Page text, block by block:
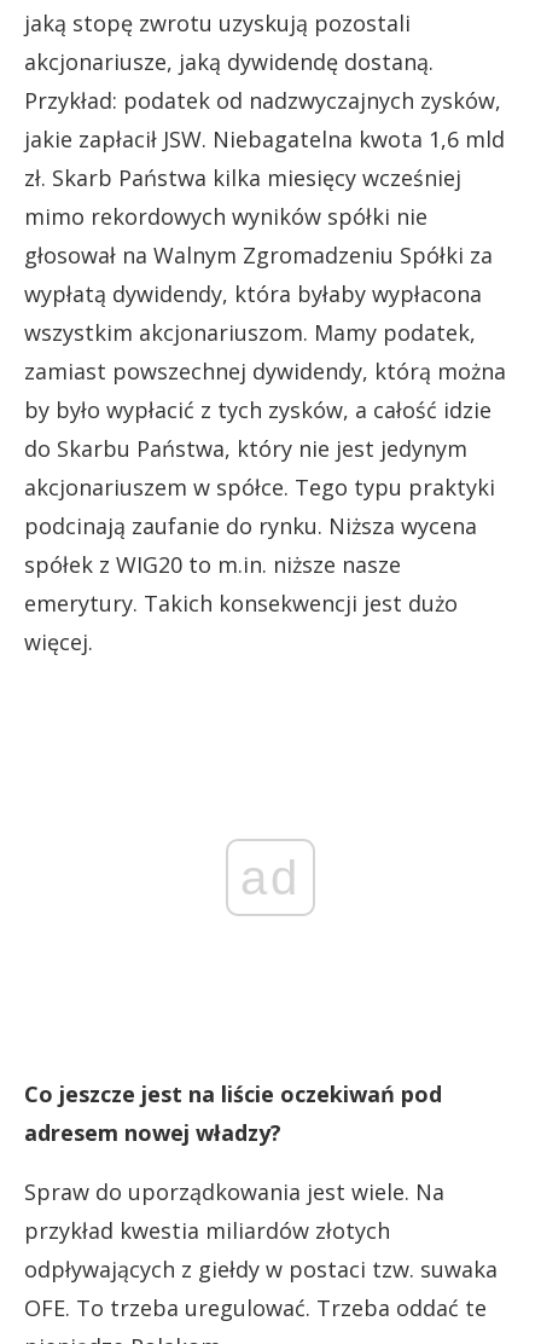
jaką stopę zwrotu uzyskują pozostali
akcjonariusze, jaką dywidendę dostaną.
Przykład: podatek od nadzwyczajnych zysków,
jakie zapłacił JSW. Niebagatelna kwota 1,6 mld
zł. Skarb Państwa kilka miesięcy wcześniej
mimo rekordowych wyników spółki nie
głosował na Walnym Zgromadzeniu Spółki za
wypłatą dywidendy, która byłaby wypłacona
wszystkim akcjonariuszom. Mamy podatek,
zamiast powszechnej dywidendy, którą można
by było wypłacić z tych zysków, a całość idzie
do Skarbu Państwa, który nie jest jedynym
akcjonariuszem w spółce. Tego typu praktyki
podcinają zaufanie do rynku. Niższa wycena
spółek z WIG20 to m.in. niższe nasze
emerytury. Takich konsekwencji jest dużo
więcej.
ad
Co jeszcze jest na liście oczekiwań pod
adresem nowej władzy?
Spraw do uporządkowania jest wiele. Na
przykład kwestia miliardów złotych
odpływających z giełdy w postaci tzw. suwaka
OFE. To trzeba uregulować. Trzeba oddać te